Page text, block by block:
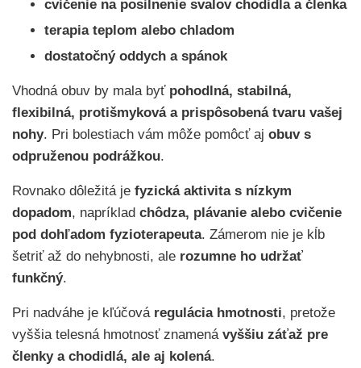
cvičenie na posilnenie svalov chodidla a členka
terapia teplom alebo chladom
dostatočný oddych a spánok
Vhodná obuv by mala byť pohodlná, stabilná,
flexibilná, protišmyková a prispôsobená tvaru vašej
nohy. Pri bolestiach vám môže pomôcť aj obuv s
odpruženou podrážkou.
Rovnako dôležitá je fyzická aktivita s nízkym
dopadom, napríklad chôdza, plávanie alebo cvičenie
pod dohľadom fyzioterapeuta. Zámerom nie je kĺb
šetriť až do nehybnosti, ale rozumne ho udržať
funkčný.
Pri nadváhe je kľúčová regulácia hmotnosti, pretože
vyššia telesná hmotnosť znamená vyššiu záťaž pre
členky a chodidlá, ale aj kolená.